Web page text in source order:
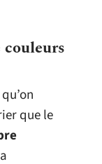
que le